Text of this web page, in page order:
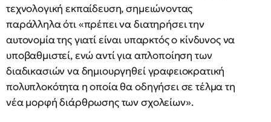
τεχνολογική εκπαίδευση, σημειώνοντας
παράλληλα ότι «πρέπει να διατηρήσει την
αυτονομία της γιατί είναι υπαρκτός ο κίνδυνος να
υποβαθμιστεί, ενώ αντί για απλοποίηση των
διαδικασιών να δημιουργηθεί γραφειοκρατική
πολυπλοκότητα η οποία θα οδηγήσει σε τέλμα τη
νέα μορφή διάρθρωσης των σχολείων».